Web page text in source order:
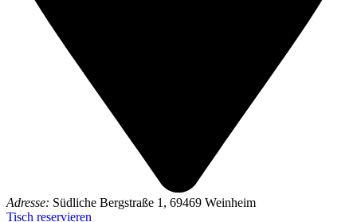
Adresse: Südliche Bergstraße 1, 69469 Weinheim
Tisch reservieren